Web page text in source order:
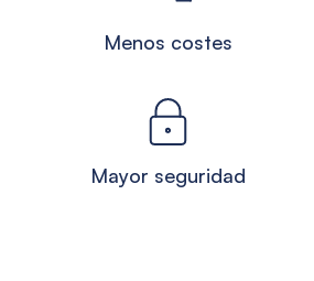
Menos costes
Mayor seguridad